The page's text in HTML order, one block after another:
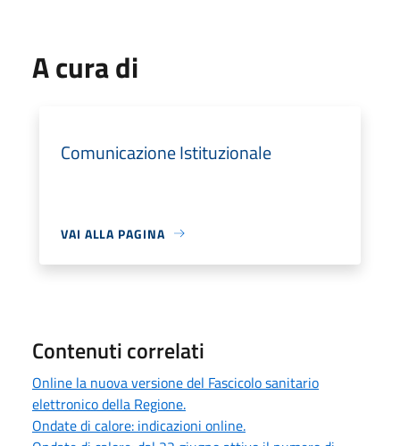
A cura di
Comunicazione Istituzionale
VAI ALLA PAGINA
Contenuti correlati
Online la nuova versione del Fascicolo sanitario
elettronico della Regione.
Ondate di calore: indicazioni online.